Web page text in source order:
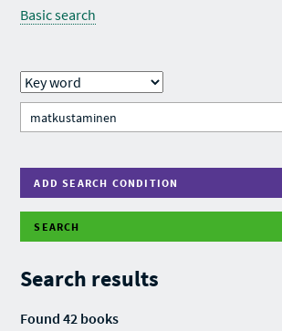
Basic search
ADD SEARCH CONDITION
SEARCH
Search results
Found 42 books
F
T
S